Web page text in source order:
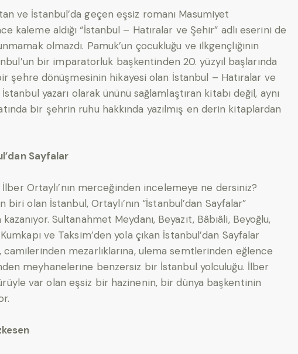
ve İstanbul’da geçen eşsiz romanı Masumiyet
kaleme aldığı “İstanbul – Hatıralar ve Şehir” adlı eserini de
olmazdı. Pamuk’un çocukluğu ve ilkgençliğinin
bir imparatorluk başkentinden 20. yüzyıl başlarında
şehre dönüşmesinin hikayesi olan İstanbul – Hatıralar ve
yazarı olarak ününü sağlamlaştıran kitabı değil, aynı
bir şehrin ruhu hakkında yazılmış en derin kitaplardan
Sayfalar
Ortaylı’nın merceğinden incelemeye ne dersiniz?
olan İstanbul, Ortaylı’nın “İstanbul’dan Sayfalar”
Sultanahmet Meydanı, Beyazıt, Bâbıâli, Beyoğlu,
ve Taksim’den yola çıkan İstanbul’dan Sayfalar
camilerinden mezarlıklarına, ulema semtlerinden eğlence
meyhanelerine benzersiz bir İstanbul yolculuğu. İlber
var olan eşsiz bir hazinenin, bir dünya başkentinin